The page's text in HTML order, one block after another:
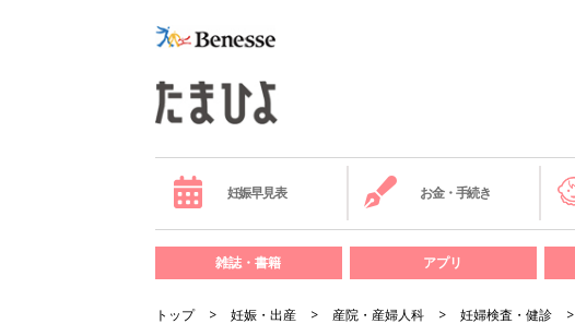
妊娠早見表 お金・手続き
雑誌・書籍 アプリ
トップ 妊娠・出産 産院・産婦人科 妊婦検査・健診